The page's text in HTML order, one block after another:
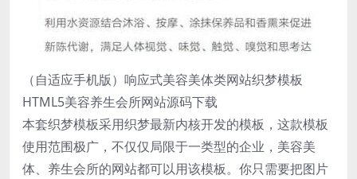
（自适应手机版）响应式美容美体类网站织梦模板
HTML5美容养生会所网站源码下载
本套织梦模板采用织梦最新内核开发的模板，这款模板
使用范围极广，不仅仅局限于一类型的企业，美容美
体、养生会所的网站都可以用该模板。你只需要把图片